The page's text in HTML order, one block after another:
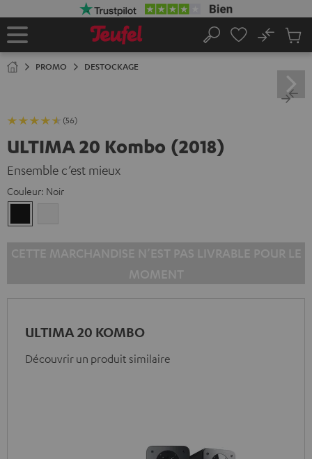
Page
Rechercher
No
panier
PROMO DESTOCKAGE
(56)
ULTIMA 20 Kombo (2018)
Ensemble c’est mieux
Couleur: Noir
ULTIMA 20 KOMBO
Découvrir un produit similaire